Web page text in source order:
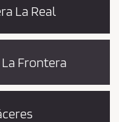
La Real
Frontera